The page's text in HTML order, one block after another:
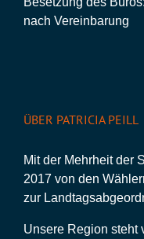
nach Vereinbarung
ÜBER PATRICIA PEILL
Mit der Mehrheit der
2017 von den
zur
Unsere Region steht